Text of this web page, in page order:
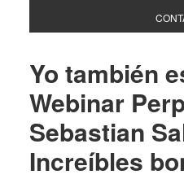
Yo también
Webinar
Sebastian
Increíbles